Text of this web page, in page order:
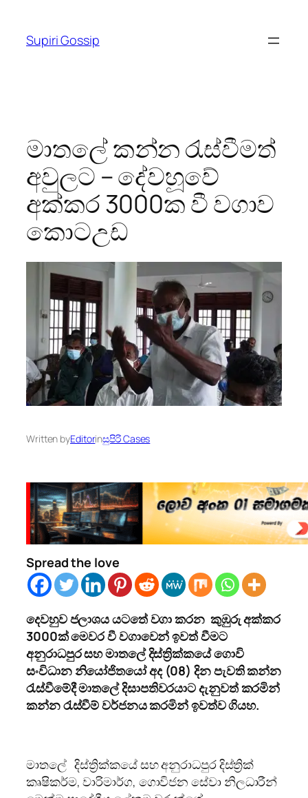
content
Supiri Gossip
මාතලේ කන්න රැස්වීමත්
අවුලට – දේවහූවේ
අක්කර 3000ක වී වගාව
කොටඋඩ
Written byEditorinසුපිරි Cases
Spread the love
දෙවහුව ජලාශය යටතේ වගා කරන කුඹුරු අක්කර
3000ක් මෙවර වී වගාවෙන් ඉවත් වීමට
අනුරාධපුර සහ මාතලේ දිස්ත්‍රික්කයේ ගොවි
සංවිධාන නියෝජිතයෝ අද (08) දින පැවති කන්න
රැස්වීමේදී මාතලේ දිසාපතිවරයාට දැනුවත් කරමින්
කන්න රැස්වීම් වර්ජනය කරමින් ඉවත්ව ගියහ.
මාතලේ දිස්ත්‍රික්කයේ සහ අනුරාධපුර දිස්ත්‍රික්
කෘෂිකර්ම, වාරිමාර්ග, ගොවිජන සේවා නිලධාරීන්